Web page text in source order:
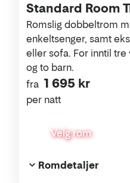
Standard Room
fra 1 695 kr
per natt
Romslig dobbeltrom
enkeltsenger, samt
eller sofa. For inntil
og to barn.
Velg rom
Romdetaljer